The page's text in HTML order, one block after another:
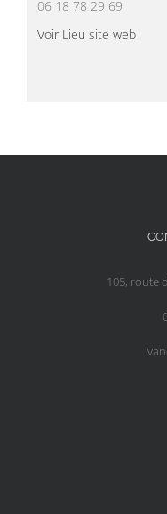
06 18 78 29 69
Voir Lieu site web
105, route